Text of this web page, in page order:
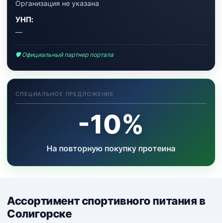
Организация не указана
УНП:
—
🛡 Официальный партнер портала
СПЕЦИАЛЬНОЕ ПРЕДЛОЖЕНИЕ
-10%
На повторную покупку протеина
Ассортимент спортивного питания в
Солигорске